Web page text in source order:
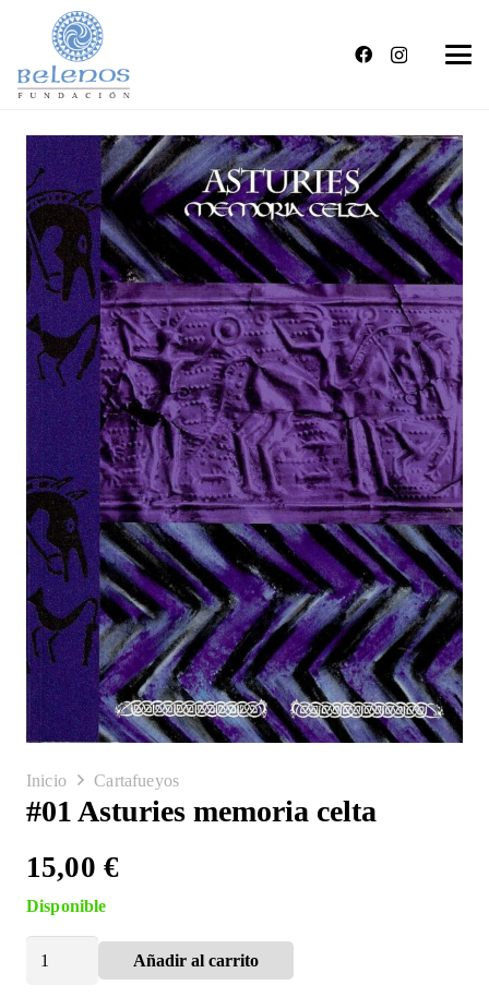
Inicio Cartafueyos
#01 Asturies memoria celta
15,00 €
Disponible
Asturies
Añadir al carrito
Alternative: